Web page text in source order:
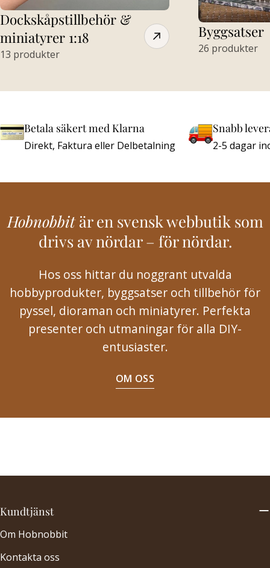
Dockskåpstillbehör &
miniatyrer 1:18
13 produkter
Byggsatser
26 produkter
Betala säkert med Klarna
Direkt, Faktura eller Delbetalning
Snabb
2-5 dagar
Hobnobbitär en svensk webbutik som
drivs av nördar – för nördar.
Hos oss hittar du noggrant utvalda
hobbyprodukter, byggsatser och tillbehör för
pyssel, dioraman och miniatyrer. Perfekta
presenter och utmaningar för alla DIY-
entusiaster.
OM OSS
Kundtjänst
Om Hobnobbit
Kontakta oss